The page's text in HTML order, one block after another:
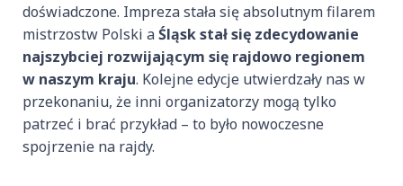
doświadczone. Impreza stała się absolutnym filarem
mistrzostw Polski aŚląsk stał się zdecydowanie
najszybciej rozwijającym się rajdowo regionem
w naszym kraju. Kolejne edycje utwierdzały nas w
przekonaniu, że inni organizatorzy mogą tylko
patrzeć i brać przykład – to było nowoczesne
spojrzenie na rajdy.